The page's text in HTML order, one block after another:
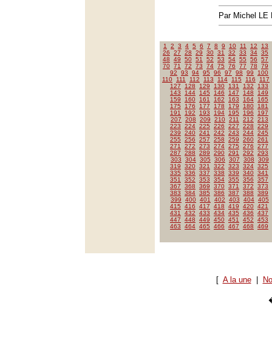
Par Michel LE
1 2 3 4 5 6 7 8 9 10 11 12
13
26
27 28 29 30 31 32 33 34 35
48
49 50 51 52 53 54 55 56
57
70 71 72 73 74 75 76 77 78
79
92
93 94 95 96 97 98 99
100
110
111 112 113 114 115 116
117
127
128 129 130 131 132
133
143
144 145 146 147 148
149
159
160 161 162 163 164
165
175
176 177 178 179 180
181
191
192 193 194 195 196
197
207
208 209 210 211 212
213
223
224 225 226 227 228
229
239
240 241 242 243 244 245
255
256 257 258 259 260 261
271
272 273 274 275 276
277
287
288 289 290 291 292
293
303
304 305 306 307 308
309
319
320 321 322 323 324 325
335
336 337 338 339 340 341
351
352 353 354 355 356
357
367
368 369 370 371 372
373
383
384 385 386 387 388
389
399
400 401 402 403 404 405
415
416 417 418 419 420 421
431
432 433 434 435 436
437
447
448 449 450 451 452
453
463
464 465 466 467 468 469
[ A la une|